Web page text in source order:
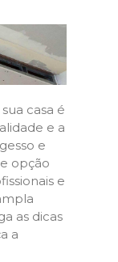
casa é
e a
e
opção
e
as dicas
a